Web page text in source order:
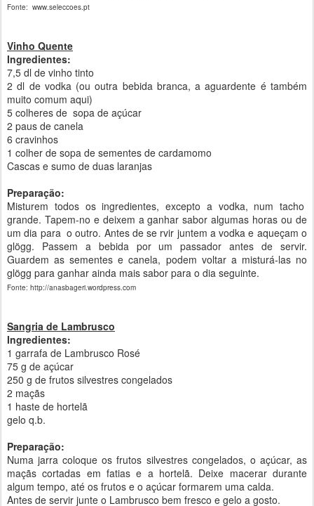
Fonte: www.seleccoes.pt
Vinho Quente
Ingredientes:
7,5 dl de vinho tinto
2 dl de vodka (ou outra bebida branca, a aguardente é também
muito comum aqui)
5 colheres de sopa de açúcar
2 paus de canela
6 cravinhos
1 colher de sopa de sementes de cardamomo
Cascas e sumo de duas laranjas
Preparação:
Misturem todos os ingredientes, excepto a vodka, num tacho
grande. Tapem-no e deixem a ganhar sabor algumas horas ou de
um dia para o outro. Antes de se rvir juntem a vodka e aqueçam o
glögg. Passem a bebida por um passador antes de servir.
Guardem as sementes e canela, podem voltar a misturá-las no
glögg para ganhar ainda mais sabor para o dia seguinte.
Fonte: http://anasbageri.wordpress.com
Sangria de Lambrusco
Ingredientes:
1 garrafa de Lambrusco Rosé
75 g de açúcar
250 g de frutos silvestres congelados
2 maçãs
1 haste de hortelã
gelo q.b.
Preparação:
Numa jarra coloque os frutos silvestres congelados, o açúcar, as
maçãs cortadas em fatias e a hortelã. Deixe macerar durante
algum tempo, até os frutos e o açúcar formarem uma calda.
Antes de servir junte o Lambrusco bem fresco e gelo a gosto.